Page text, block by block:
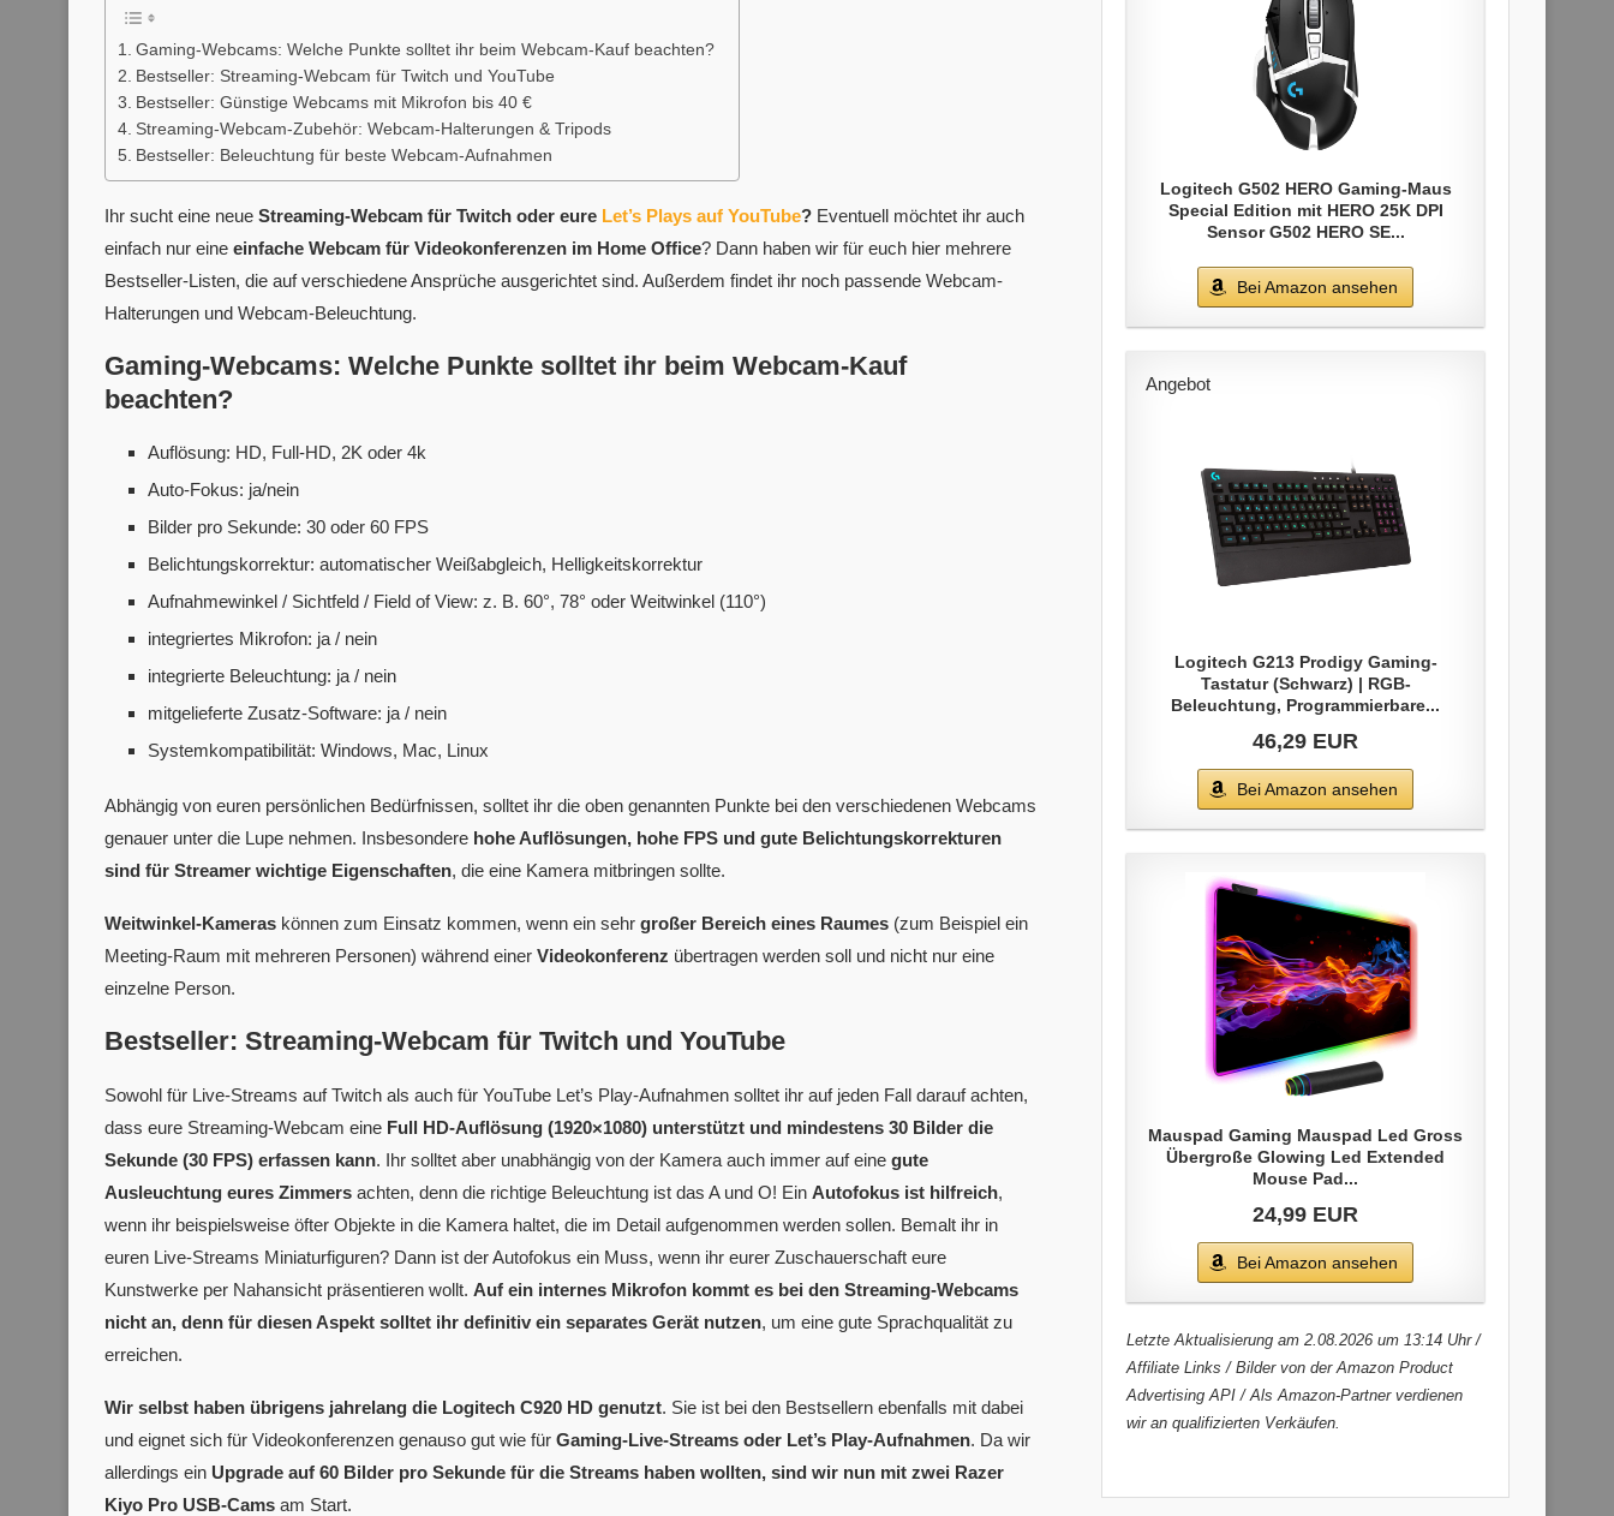
Gaming-Webcams: Welche Punkte solltet ihr beim Webcam-Kauf beachten?
Bestseller: Streaming-Webcam für Twitch und YouTube
Bestseller: Günstige Webcams mit Mikrofon bis 40 €
Streaming-Webcam-Zubehör: Webcam-Halterungen & Tripods
Bestseller: Beleuchtung für beste Webcam-Aufnahmen
Ihr sucht eine neue Streaming-Webcam für Twitch oder eure Let’s Plays auf YouTube? Eventuell möchtet ihr auch
einfach nur eine einfache Webcam für Videokonferenzen im Home Office? Dann haben wir für euch hier mehrere
Bestseller-Listen, die auf verschiedene Ansprüche ausgerichtet sind. Außerdem findet ihr noch passende Webcam-
Halterungen und Webcam-Beleuchtung.
Gaming-Webcams: Welche Punkte solltet ihr beim Webcam-Kauf
beachten?
Auflösung: HD, Full-HD, 2K oder 4k
Auto-Fokus: ja/nein
Bilder pro Sekunde: 30 oder 60 FPS
Belichtungskorrektur: automatischer Weißabgleich, Helligkeitskorrektur
Aufnahmewinkel / Sichtfeld / Field of View: z. B. 60°, 78° oder Weitwinkel (110°)
integriertes Mikrofon: ja / nein
integrierte Beleuchtung: ja / nein
mitgelieferte Zusatz-Software: ja / nein
Systemkompatibilität: Windows, Mac, Linux
Abhängig von euren persönlichen Bedürfnissen, solltet ihr die oben genannten Punkte bei den verschiedenen Webcams
genauer unter die Lupe nehmen. Insbesondere hohe Auflösungen, hohe FPS und gute Belichtungskorrekturen
sind für Streamer wichtige Eigenschaften, die eine Kamera mitbringen sollte.
Weitwinkel-Kameras können zum Einsatz kommen, wenn ein sehr großer Bereich eines Raumes (zum Beispiel ein
Meeting-Raum mit mehreren Personen) während einer Videokonferenz übertragen werden soll und nicht nur eine
einzelne Person.
Bestseller: Streaming-Webcam für Twitch und YouTube
Sowohl für Live-Streams auf Twitch als auch für YouTube Let’s Play-Aufnahmen solltet ihr auf jeden Fall darauf achten,
dass eure Streaming-Webcam eine Full HD-Auflösung (1920×1080) unterstützt und mindestens 30 Bilder die
Sekunde (30 FPS) erfassen kann. Ihr solltet aber unabhängig von der Kamera auch immer auf eine gute
Ausleuchtung eures Zimmers achten, denn die richtige Beleuchtung ist das A und O! Ein Autofokus ist hilfreich,
wenn ihr beispielsweise öfter Objekte in die Kamera haltet, die im Detail aufgenommen werden sollen. Bemalt ihr in
euren Live-Streams Miniaturfiguren? Dann ist der Autofokus ein Muss, wenn ihr eurer Zuschauerschaft eure
Kunstwerke per Nahansicht präsentieren wollt. Auf ein internes Mikrofon kommt es bei den Streaming-Webcams
nicht an, denn für diesen Aspekt solltet ihr definitiv ein separates Gerät nutzen, um eine gute Sprachqualität zu
erreichen.
Wir selbst haben übrigens jahrelang die Logitech C920 HD genutzt. Sie ist bei den Bestsellern ebenfalls mit dabei
und eignet sich für Videokonferenzen genauso gut wie für Gaming-Live-Streams oder Let’s Play-Aufnahmen. Da wir
allerdings ein Upgrade auf 60 Bilder pro Sekunde für die Streams haben wollten, sind wir nun mit zwei Razer
Kiyo Pro USB-Cams am Start.
Logitech G502 HERO Gaming-Maus
Special Edition mit HERO 25K DPI
Sensor G502 HERO SE...
Bei Amazon ansehen
Angebot
Logitech G213 Prodigy Gaming-
Tastatur (Schwarz) | RGB-
Beleuchtung, Programmierbare...
46,29 EUR
Bei Amazon ansehen
Mauspad Gaming Mauspad Led Gross
Übergroße Glowing Led Extended
Mouse Pad...
24,99 EUR
Bei Amazon ansehen
Letzte Aktualisierung am 2.08.2026 um 13:14 Uhr /
Affiliate Links / Bilder von der Amazon Product
Advertising API / Als Amazon-Partner verdienen
wir an qualifizierten Verkäufen.